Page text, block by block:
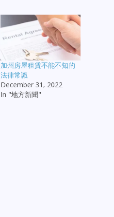
加州房屋租賃不能不知的
法律常識
December 31, 2022
In "地方新聞"